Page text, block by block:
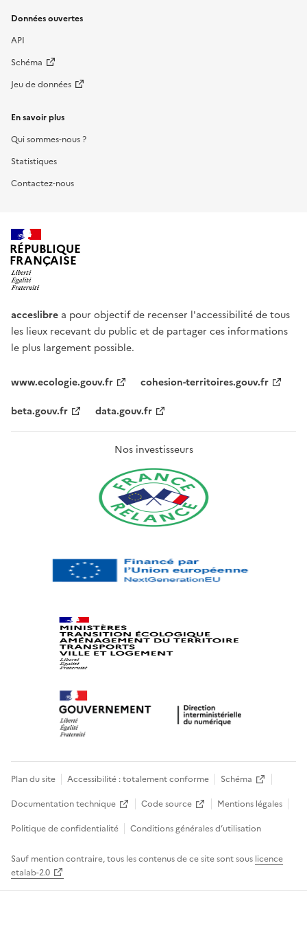
Données ouvertes
API
Schéma
Jeu de données
En savoir plus
Qui sommes-nous ?
Statistiques
Contactez-nous
RÉPUBLIQUE
FRANÇAISE
acceslibre a pour objectif de recenser l'accessibilité de tous
les lieux recevant du public et de partager ces informations
le plus largement possible.
www.ecologie.gouv.fr
cohesion-territoires.gouv.fr
beta.gouv.fr
data.gouv.fr
Nos investisseurs
Plan du site Accessibilité : totalement conforme
Schéma
Documentation technique
Code source
Mentions légales
Politique de confidentialité
Conditions générales d’utilisation
Sauf mention contraire, tous les contenus de ce site sont sous licence
etalab-2.0